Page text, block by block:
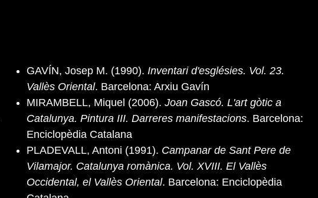
GAVÍN, Josep M. (1990). Inventari d'esglésies. Vol. 23.
Vallès Oriental. Barcelona: Arxiu Gavín
MIRAMBELL, Miquel (2006). Joan Gascó. L'art gòtic a
Catalunya. Pintura III. Darreres manifestacions. Barcelona:
Enciclopèdia Catalana
PLADEVALL, Antoni (1991). Campanar de Sant Pere de
Vilamajor. Catalunya romànica. Vol. XVIII. El Vallès
Occidental, el Vallès Oriental. Barcelona: Enciclopèdia